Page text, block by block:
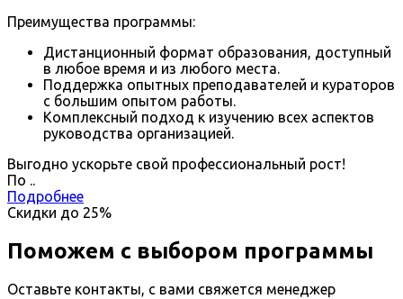
Преимущества программы:
Дистанционный формат образования, доступный
в любое время и из любого места.
Поддержка опытных преподавателей и кураторов
с большим опытом работы.
Комплексный подход к изучению всех аспектов
руководства организацией.
Выгодно ускорьте свой профессиональный рост!
По ..
Подробнее
Скидки до 25%
Поможем с выбором программы
Оставьте контакты, с вами свяжется менеджер